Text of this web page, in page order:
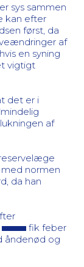
sys sammen
kan efter
først, da
af
en syning
vigtigt
det er i
af
normen
da han
fik feber
åndenød og